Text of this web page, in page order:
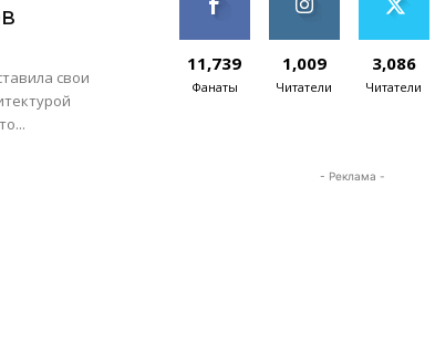
свои
11,739
Фанаты
1,009
Читатели
3,086
Читатели
- Реклама -